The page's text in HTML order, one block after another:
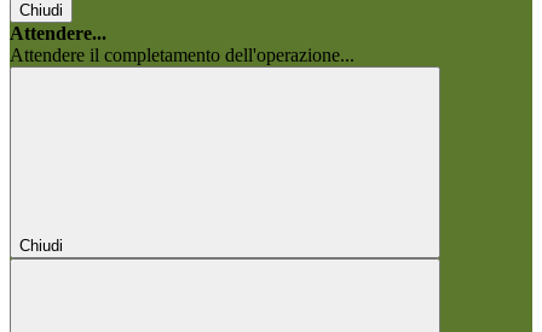
Chiudi
Attendere...
Attendere il completamento dell'operazione...
Chiudi